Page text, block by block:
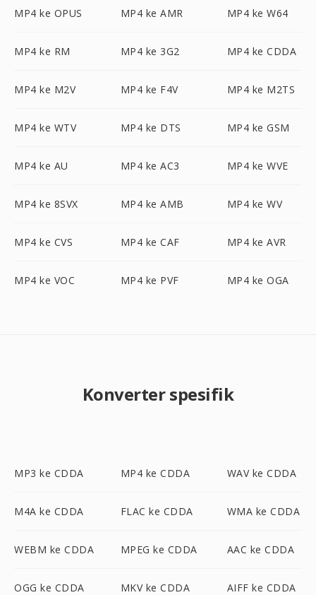
MP4 ke OPUS MP4 ke AMR MP4 ke W64
MP4 ke RM MP4 ke 3G2 MP4 ke CDDA
MP4 ke M2V MP4 ke F4V MP4 ke M2TS
MP4 ke WTV MP4 ke DTS MP4 ke GSM
MP4 ke AU MP4 ke AC3 MP4 ke WVE
MP4 ke 8SVX MP4 ke AMB MP4 ke WV
MP4 ke CVS MP4 ke CAF MP4 ke AVR
MP4 ke VOC MP4 ke PVF MP4 ke OGA
Konverter spesifik
MP3 ke CDDA MP4 ke CDDA WAV ke CDDA
M4A ke CDDA FLAC ke CDDA WMA ke CDDA
WEBM ke CDDA MPEG ke CDDA AAC ke CDDA
OGG ke CDDA MKV ke CDDA AIFF ke CDDA